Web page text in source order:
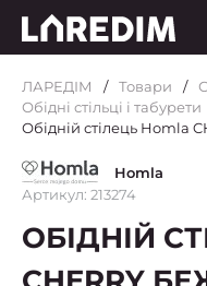
ЛАРЕДІМ Товари
Обідні стільці і табурети
Обідній стілець Homla
Homla
Артикул: 213274
ОБІДНІЙ